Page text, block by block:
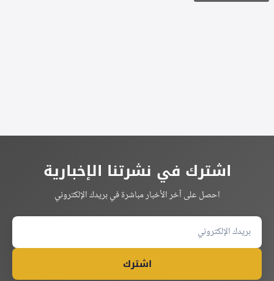
اشترك في نشرتنا الإخبارية
احصل على آخر الأخبار مباشرة في بريدك الإلكتروني
اشترك